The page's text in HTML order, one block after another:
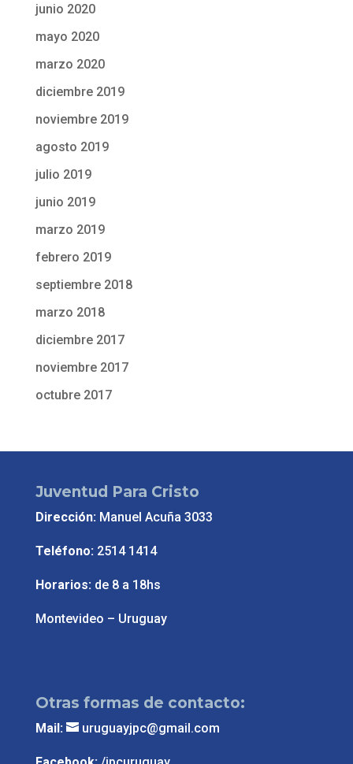
junio 2020
mayo 2020
marzo 2020
diciembre 2019
noviembre 2019
agosto 2019
julio 2019
junio 2019
marzo 2019
febrero 2019
septiembre 2018
marzo 2018
diciembre 2017
noviembre 2017
octubre 2017
Juventud Para Cristo
Dirección: Manuel Acuña 3033
Teléfono:2514 1414
Horarios:de 8 a 18hs
Montevideo – Uruguay
Otras formas de contacto:
Mail: uruguayjpc@gmail.com